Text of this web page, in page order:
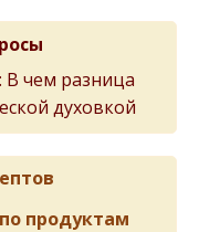
В чем разница
духовкой
продуктам